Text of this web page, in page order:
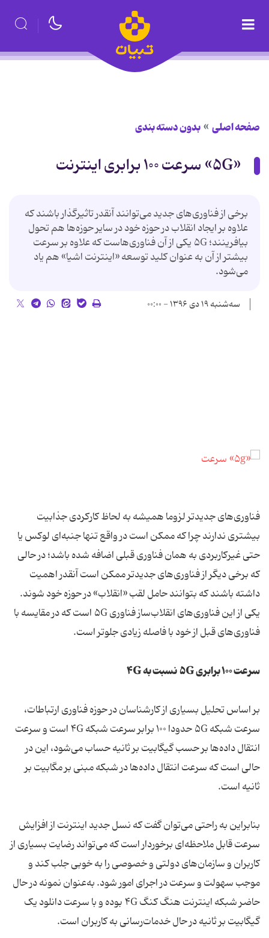
صفحه اصلی بدون دسته بندی
«۵G» سرعت ۱۰۰ برابری اینترنت
برخی از فناوری‌های جدید می‌توانند آنقدر تاثیرگذار باشند که
علاوه بر ایجاد انقلاب در حوزه خود در سایر حوزه‌ها هم تحول
بیافرینند؛ ۵G یکی از آن فناوری‌هاست که علاوه بر سرعت
بیشتر از آن به ‌عنوان کلید توسعه «اینترنت اشیا» هم یاد
می‌شود.
سه‌شنبه ۱۹ دی ۱۳۹۶ - ۰۰:۰۰
فناوری‌های جدیدتر لزوما همیشه به لحاظ کارکردی جذابیت
بیشتری ندارند چرا که ممکن است در واقع تنها جنبه‌ای لوکس یا
حتی غیرکاربردی به همان فناوری قبلی اضافه شده باشد؛ در حالی
که برخی دیگر از فناوری‌های جدیدتر ممکن است آنقدر اهمیت
داشته باشند که بتوانند حامل لقب «انقلاب» در حوزه خود شوند.
یکی از این فناوری‌های انقلاب‌ساز فناوری ۵G است که در مقایسه با
فناوری‌های قبل از خود با فاصله زیادی جلوتر است.
سرعت ۱۰۰ برابری ۵G نسبت به ۴G
بر اساس تحلیل بسیاری از کارشناسان در حوزه فناوری ارتباطات،
سرعت شبکه ۵G حدودا ۱۰۰ برابر سرعت شبکه ۴G است و سرعت
انتقال داده‌ها بر حسب گیگابیت بر ثانیه حساب می‌شود، این در
حالی است که سرعت انتقال داده‌ها در شبکه مبنی بر مگابیت بر
ثانیه است.
بنابراین به راحتی می‌توان گفت که نسل جدید اینترنت از افزایش
سرعت قابل ملاحظه‌ای برخوردار است که می‌تواند رضایت بسیاری از
کاربران و سازمان‌های دولتی و خصوصی را به خوبی جلب کند و
موجب سهولت و سرعت در اجرای امور شود. به‌عنوان نمونه در حال
حاضر شبکه اینترنت هنگ کنگ ۴G بوده و با سرعت دانلود یک
گیگابیت بر ثانیه در حال خدمات‌رسانی به کاربران است.